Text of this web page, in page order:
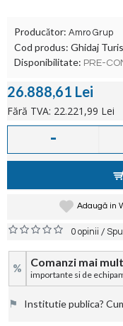
Producător: Amro Grup
Cod produs: Ghidaj
Disponibilitate: PRE-
26.888,61 Lei
Fără TVA: 22.221,99 Lei
-
Adaugă in
0 opinii /
% Comanzi mai
importante si de
⚑ Institutie publica?